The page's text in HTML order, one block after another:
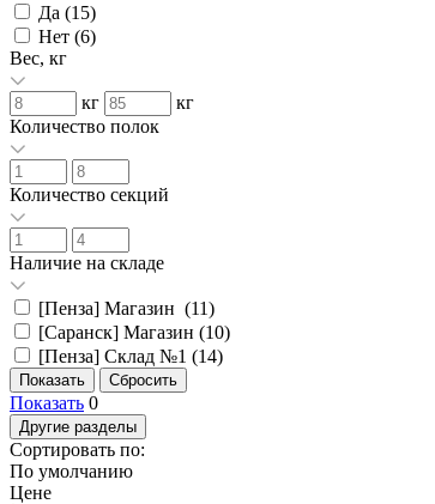
Да (15)
Нет (6)
Вес, кг
кг
кг
Количество полок
Количество секций
Наличие на складе
[Пенза] Магазин (11)
[Саранск] Магазин (10)
[Пенза] Склад №1 (14)
Показать 0
Другие разделы
Сортировать по:
По умолчанию
Цене